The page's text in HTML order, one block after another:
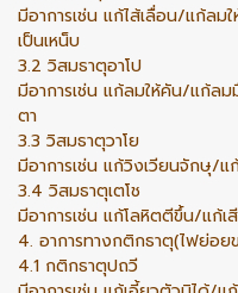
มีอาการเช่น แก้ไส้เลื่อน/แก้ลม
เป็นเหน็บ
3.2 วิสมธาตุอาโป
มีอาการเช่น แก้ลมให้คัน/แก้ล
ตา
3.3 วิสมธาตุวาโย
มีอาการเช่น แก้วิงเวียนจักษุ/แ
3.4 วิสมธาตุเตโช
มีอาการเช่น แก้โลหิตตีขึ้น/แก้เ
4. อาการทางกติกธาตุ(ไฟย่อ
4.1 กติกธาตุปถวี